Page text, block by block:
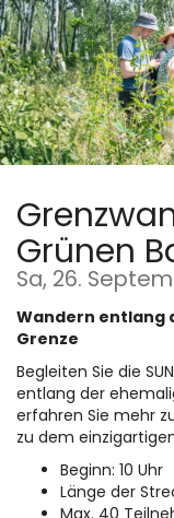
Zum
Haupt-
Inhalt
springen
Grünen
Sa, 26.
Wandern entlang
Grenze
Begleiten Sie die
entlang der
erfahren Sie mehr
zu dem
Beginn: 10 Uhr
Länge der
Max. 40